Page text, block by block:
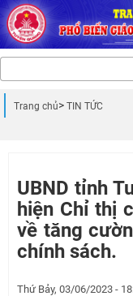
Trang chủ TIN TỨC
UBND tỉnh
hiện Chỉ thị
về tăng
chính sách.
Thứ Bảy, 03/06/2023 -